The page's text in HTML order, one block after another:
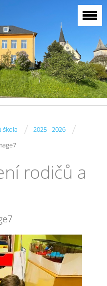
škola / 2025 - 2026 /
rodičů a